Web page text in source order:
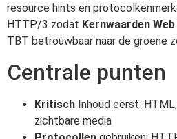
resource hints en
HTTP/3 zodat Kernwaarden
TBT betrouwbaar naar de groene
Centrale punten
Kritisch Inhoud eerst:
zichtbare media